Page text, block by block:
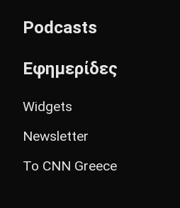
Podcasts
Εφημερίδες
Widgets
Newsletter
Το CNN Greece